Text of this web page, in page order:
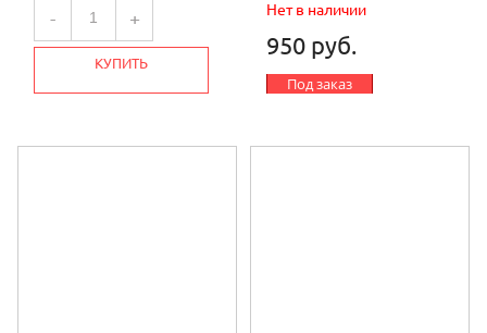
- +
КУПИТЬ
Нет в наличии
950 руб.
Под заказ